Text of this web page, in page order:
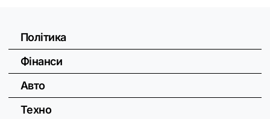
Політика
Фінанси
Авто
Техно